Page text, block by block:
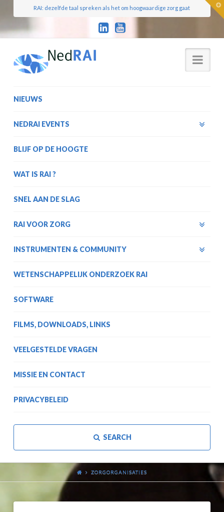
RAI: dezelfde taal spreken als het om hoogwaardige zorg gaat
NIEUWS
NEDRAI EVENTS
BLIJF OP DE HOOGTE
WAT IS RAI ?
SNEL AAN DE SLAG
RAI VOOR ZORG
INSTRUMENTEN & COMMUNITY
WETENSCHAPPELIJK ONDERZOEK RAI
SOFTWARE
FILMS, DOWNLOADS, LINKS
VEELGESTELDE VRAGEN
MISSIE EN CONTACT
PRIVACYBELEID
SEARCH
ZORGORGANISATIES